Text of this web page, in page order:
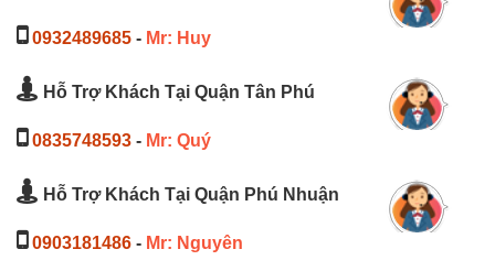
0932489685 - Mr: Huy
Hỗ Trợ Khách Tại Quận Tân Phú
0835748593 - Mr: Quý
Hỗ Trợ Khách Tại Quận Phú Nhuận
0903181486 - Mr: Nguyên